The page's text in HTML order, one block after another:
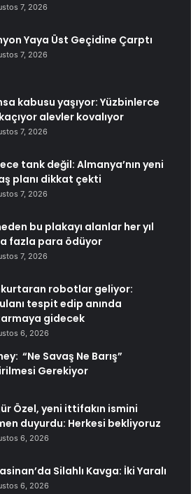
7, 2026
Yaya Üst Geçidine Çarptı
7, 2026
kabusu yaşıyor: Yüzbinlerce
alevler kovalıyor
7, 2026
tank değil: Almanya’nın yeni
planı dikkat çekti
7, 2026
bu plakayı alanlar her yıl
fazla para ödüyor
7, 2026
robotlar geliyor:
tespit edip anında
gidecek
6, 2026
“Ne Savaş Ne Barış”
Gerekiyor
Özel, yeni ittifakın ismini
duyurdu: Herkesi bekliyoruz
6, 2026
Silahlı Kavga: İki Yaralı
6, 2026